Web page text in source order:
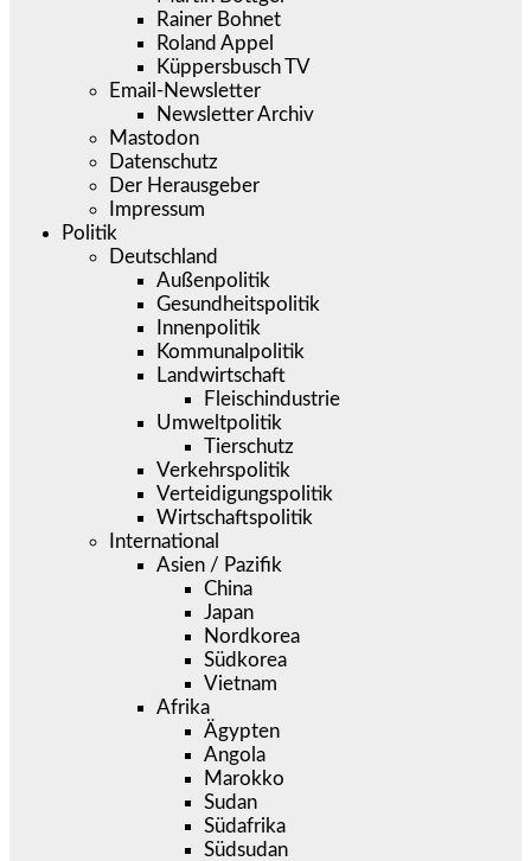
Rainer Bohnet
Roland Appel
Küppersbusch TV
Email-Newsletter
Newsletter Archiv
Mastodon
Datenschutz
Der Herausgeber
Impressum
Politik
Deutschland
Außenpolitik
Gesundheitspolitik
Innenpolitik
Kommunalpolitik
Landwirtschaft
Fleischindustrie
Umweltpolitik
Tierschutz
Verkehrspolitik
Verteidigungspolitik
Wirtschaftspolitik
International
Asien / Pazifik
China
Japan
Nordkorea
Südkorea
Vietnam
Afrika
Ägypten
Angola
Marokko
Sudan
Südafrika
Südsudan